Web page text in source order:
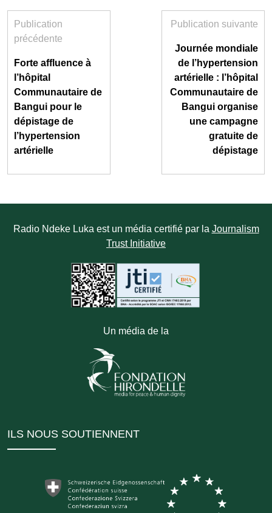
Publication
précédente
Forte affluence à
l’hôpital
Communautaire de
Bangui pour le
dépistage de
l’hypertension
artérielle
Publication suivante
Journée mondiale
de l’hypertension
artérielle : l’hôpital
Communautaire de
Bangui organise
une campagne
gratuite de
dépistage
Radio Ndeke Luka est un média certifié par la Journalism
Trust Initiative
Un média de la
ILS NOUS SOUTIENNENT